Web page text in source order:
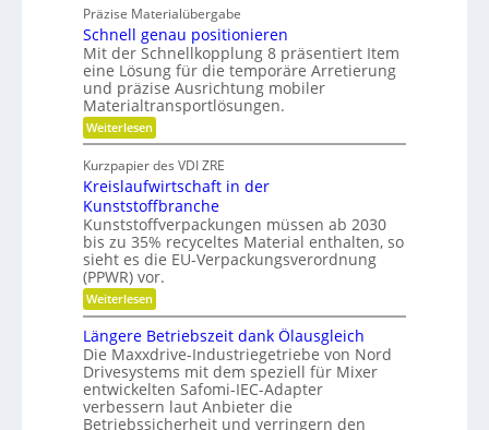
g
e
s
c
h
l
i
f
e
n
s
c
h
e
r
B
e
d
i
e
n
k
n
a
u
f
m
i
t
s
r
t
u
n
g
s
f
r
e
e
s
H
y
b
r
i
d
-
K
g
e
l
l
a
g
Präzise Materialübergabe
Schnell genau positionieren
Mit der Schnellkopplung 8 präsentiert Item
eine Lösung für die temporäre Arretierung
und präzise Ausrichtung mobiler
Materialtransportlösungen.
Weiterlesen:
S
h
n
e
l
l
g
e
n
a
u
o
s
i
t
i
o
Kurzpapier des VDI ZRE
Kreislaufwirtschaft in der
Kunststoffbranche
Kunststoffverpackungen müssen ab 2030
bis zu 35% recyceltes Material enthalten, so
sieht es die EU-Verpackungsverordnung
(PPWR) vor.
Weiterlesen:
K
r
e
i
s
l
a
u
Längere Betriebszeit dank Ölausgleich
Die Maxxdrive-Industriegetriebe von Nord
Drivesystems mit dem speziell für Mixer
entwickelten Safomi-IEC-Adapter
verbessern laut Anbieter die
Betriebssicherheit und verringern den